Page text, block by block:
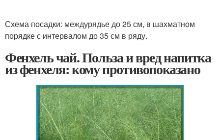
Схема посадки: междурядье до 25 см, в шахматном
порядке с интервалом до 35 см в ряду.
Фенхель чай. Польза и вред напитка
из фенхеля: кому противопоказано